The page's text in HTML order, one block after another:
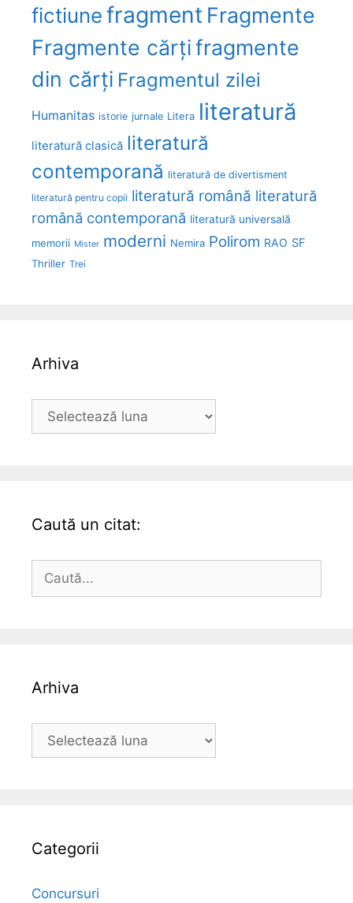
fictiunefragment Fragmente
Fragmente cărțifragmente
din cărți Fragmentul zilei
Humanitas istorie jurnale Litera literatură
literatură clasică literatură
contemporană literatură de divertisment
literatură pentru copii literatură română literatură
română contemporană literatură universală
memorii Mister moderni Nemira Polirom RAO SF
Thriller Trei
Arhiva
Arhiva
Caută un citat:
Caută
Arhiva
Arhiva
Categorii
Concursuri